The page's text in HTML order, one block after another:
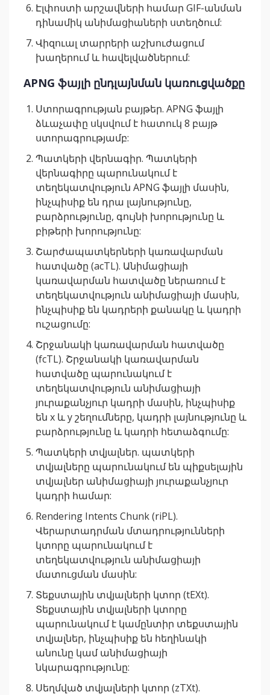
Էլփոստի արշավների համար GIF-անման
դինամիկ անիմացիաների ստեղծում:
Վիզուալ տարրերի աշխուժացում
խաղերում և հավելվածներում:
APNG ֆայլի ընդլայնման կառուցվածքը
Ստորագրության բայթեր. APNG ֆայլի
ձևաչափը սկսվում է հատուկ 8 բայթ
ստորագրությամբ:
Պատկերի վերնագիր. Պատկերի
վերնագիրը պարունակում է
տեղեկատվություն APNG ֆայլի մասին,
ինչպիսիք են դրա լայնությունը,
բարձրությունը, գույնի խորությունը և
բիթերի խորությունը:
Շարժապատկերների կառավարման
հատվածը (acTL). Անիմացիայի
կառավարման հատվածը ներառում է
տեղեկատվություն անիմացիայի մասին,
ինչպիսիք են կադրերի քանակը և կադրի
ուշացումը:
Շրջանակի կառավարման հատվածը
(fcTL). Շրջանակի կառավարման
հատվածը պարունակում է
տեղեկատվություն անիմացիայի
յուրաքանչյուր կադրի մասին, ինչպիսիք
են x և y շեղումները, կադրի լայնությունը և
բարձրությունը և կադրի հետաձգումը:
Պատկերի տվյալներ. պատկերի
տվյալները պարունակում են պիքսելային
տվյալներ անիմացիայի յուրաքանչյուր
կադրի համար:
Rendering Intents Chunk (riPL).
Վերարտադրման մտադրությունների
կտորը պարունակում է
տեղեկատվություն անիմացիայի
մատուցման մասին:
Տեքստային տվյալների կտոր (tEXt).
Տեքստային տվյալների կտորը
պարունակում է կամընտիր տեքստային
տվյալներ, ինչպիսիք են հեղինակի
անունը կամ անիմացիայի
նկարագրությունը:
Սեղմված տվյալների կտոր (zTXt).